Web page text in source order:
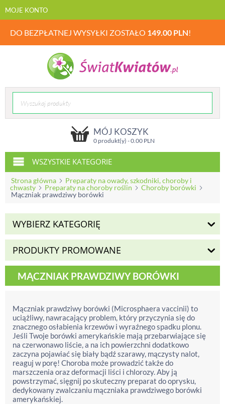
MOJE KONTO
DO BEZPŁATNEJ WYSYŁKI ZOSTAŁO 149.00 PLN!
MÓJ KOSZYK
0 produkt(y) -0.00PLN
WSZYSTKIE KATEGORIE
Strona główna
Preparaty na owady, szkodniki, choroby i
chwasty
Preparaty na choroby roślin
Choroby borówki
Mączniak prawdziwy borówki
WYBIERZ KATEGORIĘ
PRODUKTY PROMOWANE
MĄCZNIAK PRAWDZIWY BORÓWKI
Mączniak prawdziwy borówki (Microsphaera vaccinii) to
uciążliwy, nawracający problem, który przyczynia się do
znacznego osłabienia krzewów i wyraźnego spadku plonu.
Jeśli Twoje borówki amerykańskie mają przebarwiające się
na czerwonawo liście, a na ich powierzchni dodatkowo
zaczyna pojawiać się biały bądź szarawy, mączysty nalot,
reaguj w porę! Choroba może prowadzić także do
marszczenia oraz deformacji liści i chlorozy. Aby ją
powstrzymać, sięgnij po skuteczny preparat do oprysku,
dedykowany zwalczaniu mączniaka prawdziwego borówki
amerykańskiej.